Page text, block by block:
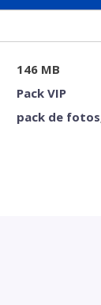
146 MB
Pack VIP
pack de fotos